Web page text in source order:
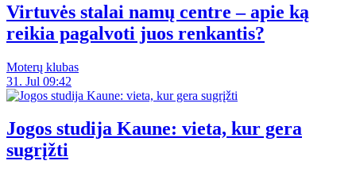
Virtuvės stalai namų centre – apie ką
reikia pagalvoti juos renkantis?
Moterų klubas
31. Jul 09:42
Jogos studija Kaune: vieta, kur gera
sugrįžti